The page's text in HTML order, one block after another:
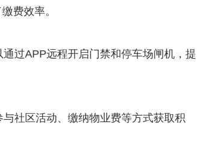
费效率。
过APP远程开启门禁和停车场闸机，提
社区活动、缴纳物业费等方式获取积